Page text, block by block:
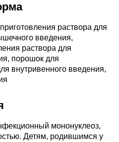
раствора для
введения,
раствора для
порошок для
внутривенного введения,
мононуклеоз,
Детям, родившимся у